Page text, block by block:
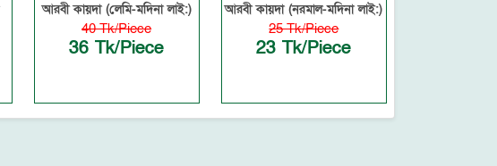
আরবী কায়দা (লেমি-মদিনা লাই:)
40 Tk/Piece
36 Tk/Piece
আরবী কায়দা (নরমাল-মদিনা লাই:)
25 Tk/Piece
23 Tk/Piece